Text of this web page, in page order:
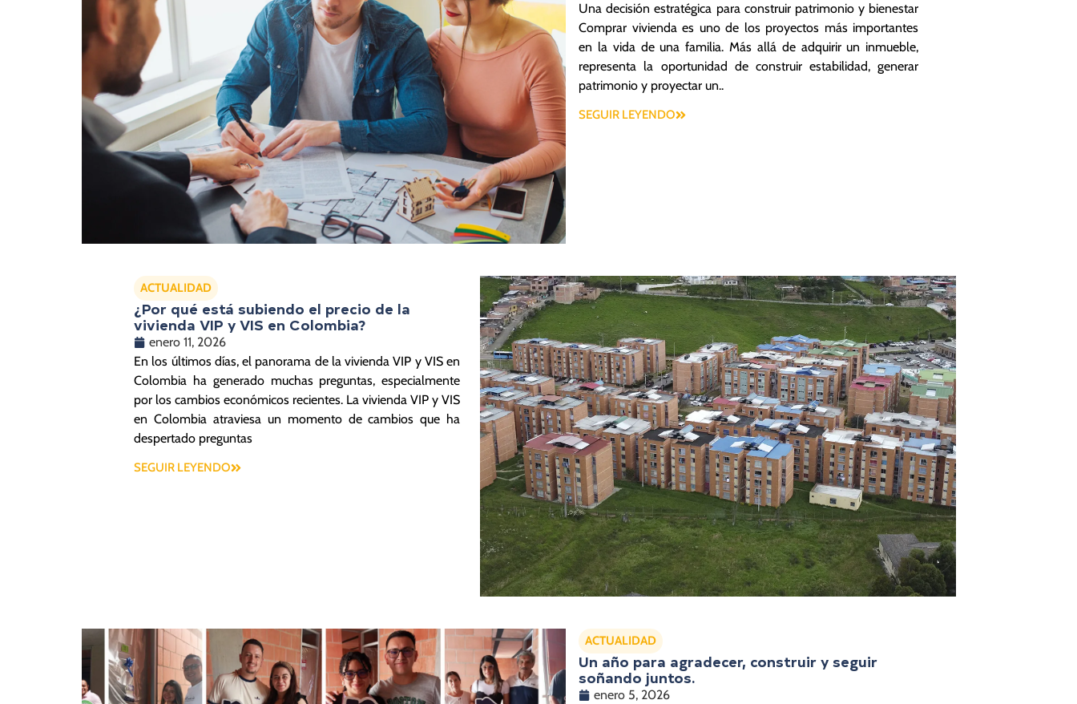
Una decisión estratégica para construir patrimonio y bienestar
Comprar vivienda es uno de los proyectos más importantes
en la vida de una familia. Más allá de adquirir un inmueble,
representa la oportunidad de construir estabilidad, generar
patrimonio y proyectar un..
SEGUIR LEYENDO
ACTUALIDAD
¿Por qué está subiendo el precio de la
vivienda VIP y VIS en Colombia?
enero 11, 2026
En los últimos días, el panorama de la vivienda VIP y VIS en
Colombia ha generado muchas preguntas, especialmente
por los cambios económicos recientes. La vivienda VIP y VIS
en Colombia atraviesa un momento de cambios que ha
despertado preguntas
SEGUIR LEYENDO
ACTUALIDAD
Un año para agradecer, construir y seguir
soñando juntos.
enero 5, 2026